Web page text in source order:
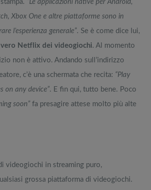
“Le applicazioni native per Android,
Xbox One e altre piattaforme sono in
l’esperienza generale”. Se è come dice lui,
vero Netflix dei videogiochi. Al momento
non è attivo. Andando sull’indirizzo
c’è una schermata che recita: “Play
on any device”. E fin qui, tutto bene. Poco
soon” fa presagire attese molto più alte
videogiochi in streaming puro,
grossa piattaforma di videogiochi.